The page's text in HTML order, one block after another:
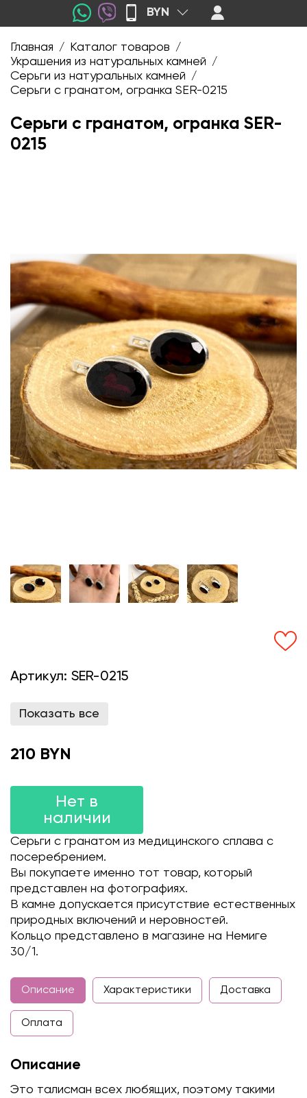
BYN
Главная / Каталог товаров /
Украшения из натуральных камней /
Серьги из натуральных камней /
Серьги с гранатом, огранка SER-0215
Серьги с гранатом, огранка SER-
0215
Артикул: SER-0215
Показать все
210 BYN
Нет в
наличии
Серьги с гранатом из медицинского сплава с
посеребрением.
Вы покупаете именно тот товар, который
представлен на фотографиях.
В камне допускается присутствие естественных
природных включений и неровностей.
Кольцо представлено в магазине на Немиге
30/1.
Описание Характеристики Доставка
Оплата
Описание
Это талисман всех любящих, поэтому такими